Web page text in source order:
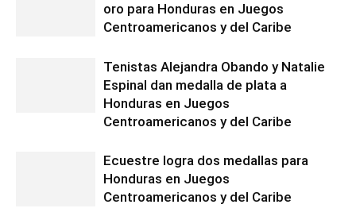
oro para Honduras en Juegos
Centroamericanos y del Caribe
Tenistas Alejandra Obando y Natalie
Espinal dan medalla de plata a
Honduras en Juegos
Centroamericanos y del Caribe
Ecuestre logra dos medallas para
Honduras en Juegos
Centroamericanos y del Caribe